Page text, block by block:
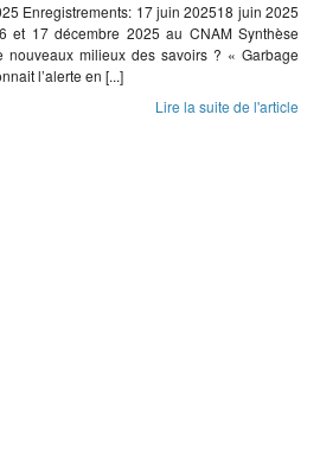
Enregistrements: 17 juin 202518 juin 2025
et 17 décembre 2025 au CNAM Synthèse
milieux des savoirs ? « Garbage
l’alerte en [...]
Lire la suite de l'article